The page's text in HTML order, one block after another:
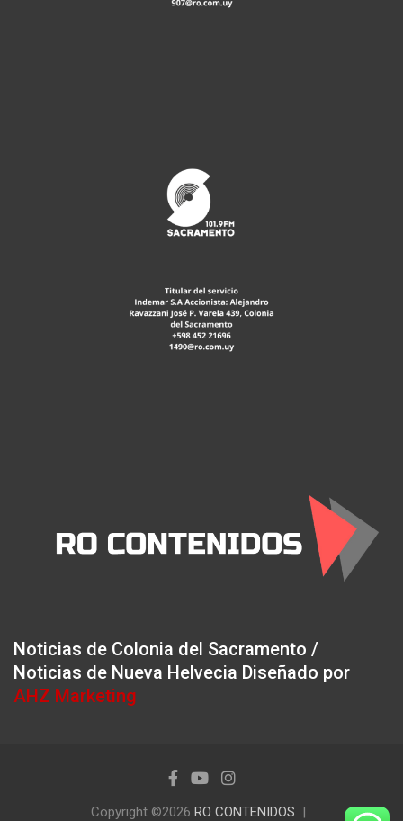
Noticias de Colonia del Sacramento /
Noticias de Nueva Helvecia Diseñado por
AHZ Marketing
Copyright ©2026 RO CONTENIDOS